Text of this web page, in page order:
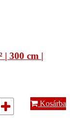
| 300 cm |
Kosárba